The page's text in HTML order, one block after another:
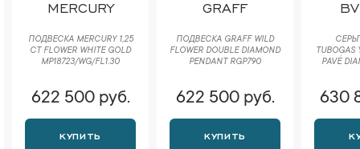
MERCURY
ПОДВЕСКА MERCURY 1,25
CT FLOWER WHITE GOLD
MP18723/WG/FL1.30
622 500 руб.
КУПИТЬ
GRAFF
ПОДВЕСКА GRAFF WILD
FLOWER DOUBLE DIAMOND
PENDANT RGP790
622 500 руб.
КУПИТЬ
TUBOGAS
PAVÉ
630